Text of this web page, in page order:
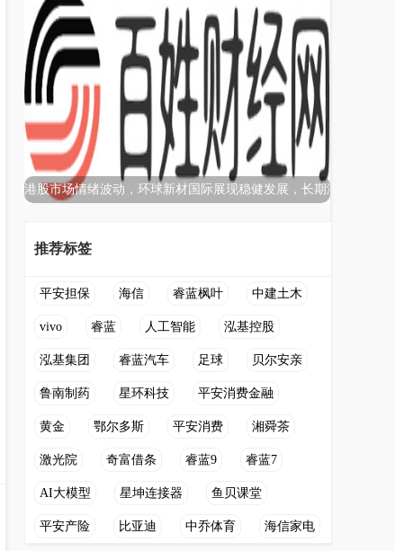
港股市场情绪波动，环球新材国际展现稳健发展，长期潜
推荐标签
平安担保 海信 睿蓝枫叶 中建土木
vivo 睿蓝 人工智能 泓基控股
泓基集团 睿蓝汽车 足球 贝尔安亲
鲁南制药 星环科技 平安消费金融
黄金 鄂尔多斯 平安消费 湘舜茶
激光院 奇富借条 睿蓝9 睿蓝7
AI大模型 星坤连接器 鱼贝课堂
平安产险 比亚迪 中乔体育 海信家电